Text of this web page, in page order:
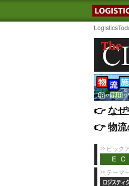
👉️な
👉️物
ピック
テーマ